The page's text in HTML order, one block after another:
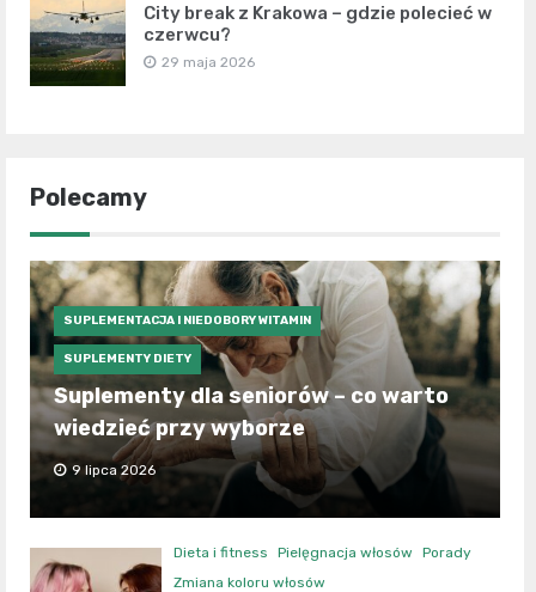
City break z Krakowa – gdzie polecieć w
czerwcu?
29 maja 2026
Polecamy
SUPLEMENTACJA I NIEDOBORY WITAMIN
SUPLEMENTY DIETY
Suplementy dla seniorów – co warto
wiedzieć przy wyborze
9 lipca 2026
Dieta i fitness Pielęgnacja włosów
Porady
Zmiana koloru włosów